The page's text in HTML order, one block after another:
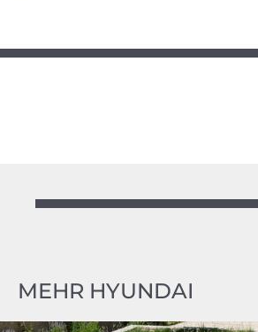
MEHR HYUNDAI